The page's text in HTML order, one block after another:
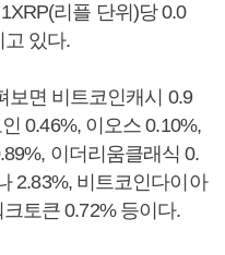
리플 단위)당 0.0
고 있다.
보면 비트코인캐시 0.9
0.46%, 이오스 0.10%,
이더리움클래식 0.
2.83%, 비트코인다이아
토큰 0.72% 등이다.